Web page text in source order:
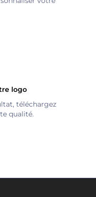
logo
téléchargez
qualité.